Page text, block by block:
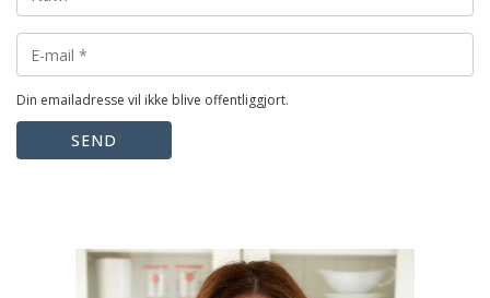
Din emailadresse vil ikke blive offentliggjort.
SEND